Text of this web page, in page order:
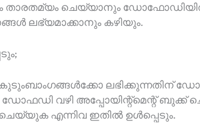
താരതമ്യം ചെയ്യാനും
ലഭ്യമാക്കാനും കഴിയും.
ലഭിക്കുന്നതിന്
വഴി അപ്പോയിന്റ്മെന്റ് ബുക്ക്
എന്നിവ ഇതിൽ ഉൾപ്പെടും.